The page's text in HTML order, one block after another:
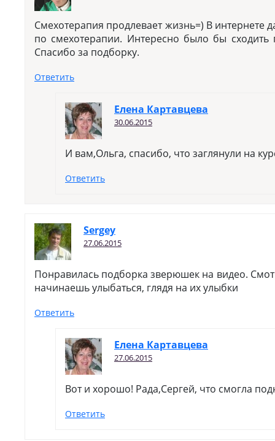
Смехотерапия продлевает жизнь=) В интернете
по смехотерапии. Интересно было бы сходить
Спасибо за подборку.
Ответить
Елена Картавцева
30.06.2015
И вам,Ольга, спасибо, что заглянули на
Ответить
Sergey
27.06.2015
Понравилась подборка зверюшек на видео.
начинаешь улыбаться, глядя на их улыбки
Ответить
Елена Картавцева
27.06.2015
Вот и хорошо! Рада,Сергей, что смогла
Ответить